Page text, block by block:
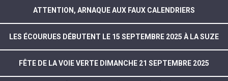
ATTENTION, ARNAQUE AUX FAUX CALENDRIERS
LES ÉCOURUES DÉBUTENT LE 15 SEPTEMBRE 2025 À LA SUZE
FÊTE DE LA VOIE VERTE DIMANCHE 21 SEPTEMBRE 2025